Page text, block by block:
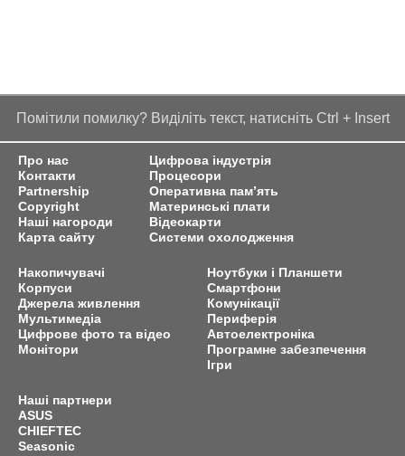
Помітили помилку? Виділіть текст, натисніть Ctrl + Insert
Про нас
Контакти
Partnership
Copyright
Наші нагороди
Карта сайту
Цифрова індустрія
Процесори
Оперативна пам’ять
Материнські плати
Відеокарти
Системи охолодження
Накопичувачі
Корпуси
Джерела живлення
Мультимедіа
Цифрове фото та відео
Монітори
Ноутбуки і Планшети
Смартфони
Комунікації
Периферія
Автоелектроніка
Програмне забезпечення
Ігри
Наші партнери
ASUS
CHIEFTEC
Seasonic